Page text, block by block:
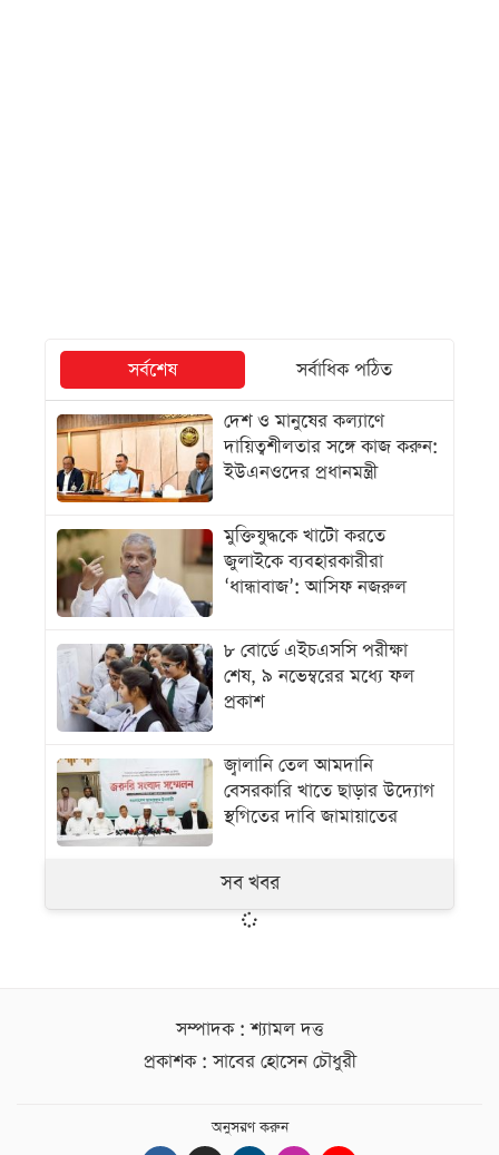
সর্বশেষ
সর্বাধিক পঠিত
দেশ ও মানুষের কল্যাণে
দায়িত্বশীলতার সঙ্গে কাজ করুন:
ইউএনওদের প্রধানমন্ত্রী
মুক্তিযুদ্ধকে খাটো করতে
জুলাইকে ব্যবহারকারীরা
‘ধান্ধাবাজ’: আসিফ নজরুল
৮ বোর্ডে এইচএসসি পরীক্ষা
শেষ, ৯ নভেম্বরের মধ্যে ফল
প্রকাশ
জ্বালানি তেল আমদানি
বেসরকারি খাতে ছাড়ার উদ্যোগ
স্থগিতের দাবি জামায়াতের
সব খবর
সম্পাদক : শ্যামল দত্ত
প্রকাশক : সাবের হোসেন চৌধুরী
অনুসরণ করুন